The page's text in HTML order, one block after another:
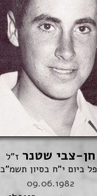
חן-צבי שטנר ז"ל
ביום י"ח בסיון תשמ"ב
09.06.1982